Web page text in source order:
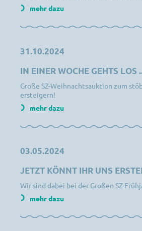
mehr dazu
31.10.2024
IN EINER WOCHE GEHTS LOS
Große SZ-Weihnachtsauktion zum
ersteigern!
mehr dazu
03.05.2024
JETZT KÖNNT IHR UNS
Wir sind dabei bei der Großen SZ-
mehr dazu